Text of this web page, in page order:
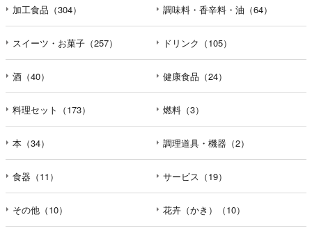
加工食品（304） 調味料・香辛料・油（64）
スイーツ・お菓子（257） ドリンク（105）
酒（40） 健康食品（24）
料理セット（173） 燃料（3）
本（34） 調理道具・機器（2）
食器（11） サービス（19）
その他（10） 花卉（かき）（10）